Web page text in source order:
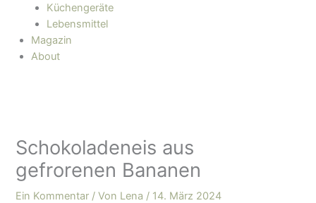
Küchengeräte
Lebensmittel
Magazin
About
Schokoladeneis aus
gefrorenen Bananen
Ein Kommentar / Von Lena / 14. März 2024